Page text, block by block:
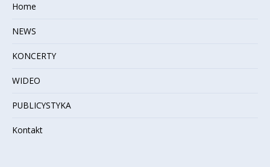
Home
NEWS
KONCERTY
WIDEO
PUBLICYSTYKA
Kontakt